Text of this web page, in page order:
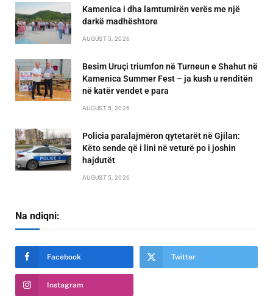
Kamenica i dha lamtumirën verës me një
darkë madhështore
AUGUST 5, 2026
Besim Uruçi triumfon në Turneun e Shahut në
Kamenica Summer Fest – ja kush u renditën
në katër vendet e para
AUGUST 5, 2026
Policia paralajmëron qytetarët në Gjilan:
Këto sende që i lini në veturë po i joshin
hajdutët
AUGUST 5, 2026
Na ndiqni:
Facebook Twitter
Instagram